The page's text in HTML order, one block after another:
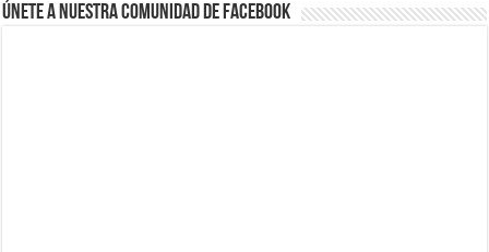
Únete a nuestra comunidad de Facebook